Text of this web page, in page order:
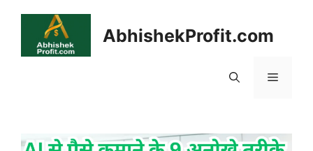
content
AbhishekProfit.com
Menu